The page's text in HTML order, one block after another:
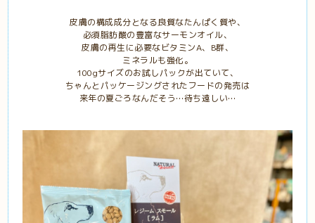
皮膚の構成成分となる良質なたんぱく質や、
必須脂肪酸の豊富なサーモンオイル、
皮膚の再生に必要なビタミンA、B群、
ミネラルも強化。
100gサイズのお試しパックが出ていて、
ちゃんとパッケージングされたフードの発売は
来年の夏ごろなんだそう…待ち遠しい…